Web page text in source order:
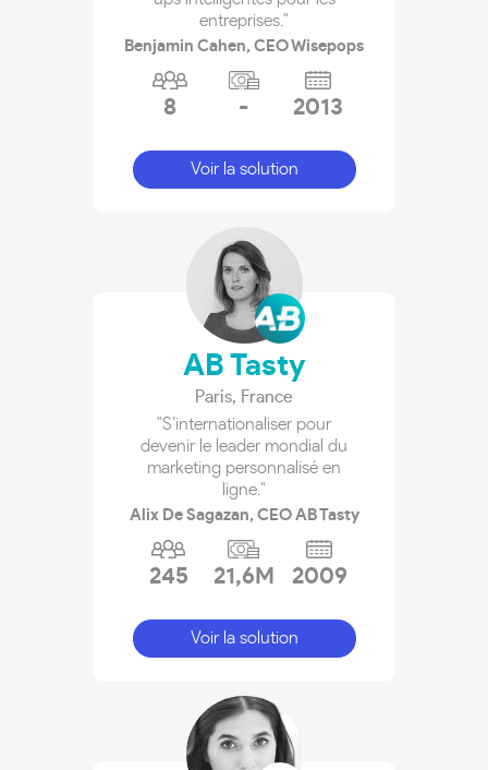
entreprises."
Benjamin Cahen, CEO Wisepops
8 - 2013
Voir la solution
AB Tasty
Paris, France
"S’internationaliser pour
devenir le leader mondial du
marketing personnalisé en
ligne."
Alix De Sagazan, CEO AB Tasty
245 21,6M 2009
Voir la solution